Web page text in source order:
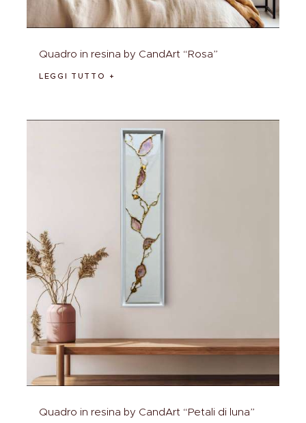
Quadro in resina by CandArt “Rosa”
LEGGI TUTTO
Quadro in resina by CandArt “Petali di luna”